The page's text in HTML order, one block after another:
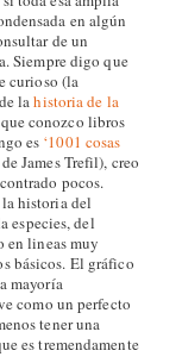
en algún
de un
Siempre digo que
curioso (la
lahistoria de la
conozco libros
es ‘1001 cosas
James Trefil), creo
pocos.
la historia del
especies, del
en lineas muy
básicos. El gráfico
mayoría
como un perfecto
tener una
es tremendamente